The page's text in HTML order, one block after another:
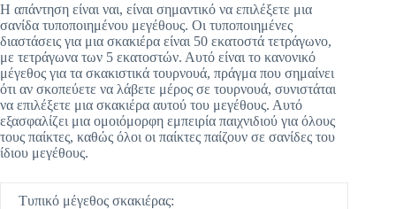
Η απάντηση είναι ναι, είναι σημαντικό να επιλέξετε μια
σανίδα τυποποιημένου μεγέθους. Οι τυποποιημένες
διαστάσεις για μια σκακιέρα είναι 50 εκατοστά τετράγωνο,
με τετράγωνα των 5 εκατοστών. Αυτό είναι το κανονικό
μέγεθος για τα σκακιστικά τουρνουά, πράγμα που σημαίνει
ότι αν σκοπεύετε να λάβετε μέρος σε τουρνουά, συνιστάται
να επιλέξετε μια σκακιέρα αυτού του μεγέθους. Αυτό
εξασφαλίζει μια ομοιόμορφη εμπειρία παιχνιδιού για όλους
τους παίκτες, καθώς όλοι οι παίκτες παίζουν σε σανίδες του
ίδιου μεγέθους.
Τυπικό μέγεθος σκακιέρας: